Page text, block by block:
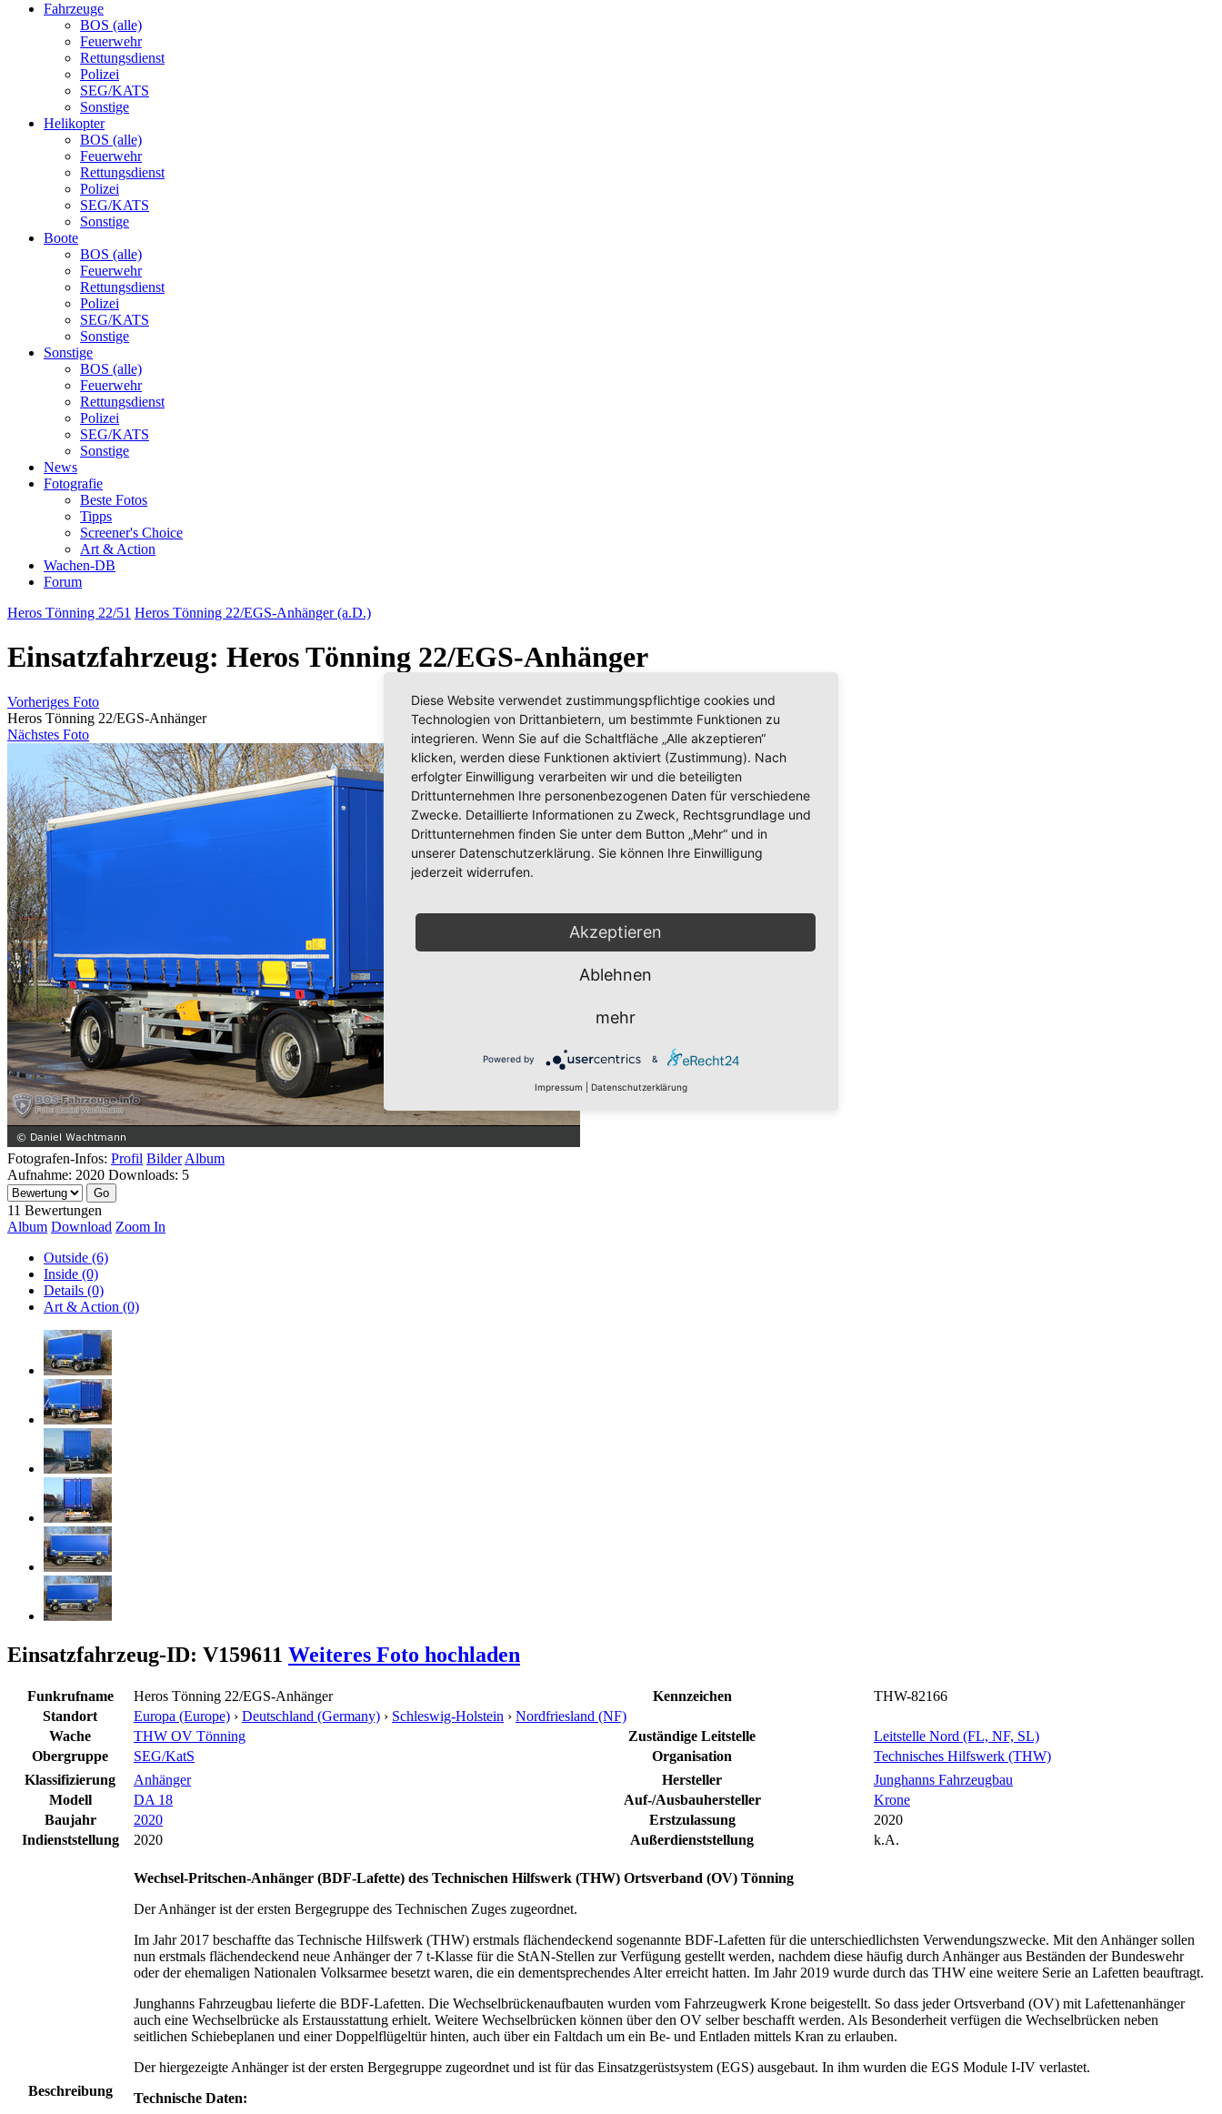
Fahrzeuge
BOS (alle)
Feuerwehr
Rettungsdienst
Polizei
SEG/KATS
Sonstige
Helikopter
BOS (alle)
Feuerwehr
Rettungsdienst
Polizei
SEG/KATS
Sonstige
Boote
BOS (alle)
Feuerwehr
Rettungsdienst
Polizei
SEG/KATS
Sonstige
Sonstige
BOS (alle)
Feuerwehr
Rettungsdienst
Polizei
SEG/KATS
Sonstige
News
Fotografie
Beste Fotos
Tipps
Screener's Choice
Art & Action
Wachen-DB
Forum
Heros Tönning 22/51 Heros Tönning 22/EGS-Anhänger (a.D.)
Einsatzfahrzeug: Heros Tönning 22/EGS-Anhänger
Vorheriges Foto
Heros Tönning 22/EGS-Anhänger
Nächstes Foto
Fotografen-Infos: Profil Bilder Album
Aufnahme: 2020 Downloads: 5
11 Bewertungen
Album Download Zoom In
Outside (6)
Inside (0)
Details (0)
Art & Action (0)
Einsatzfahrzeug-ID: V159611 Weiteres Foto hochladen
Funkrufname Heros Tönning 22/EGS-Anhänger Kennzeichen
THW-82166
Standort
Europa (Europe) › Deutschland (Germany) › Schleswig-Holstein › Nordfriesland (NF)
Wache
THW OV Tönning Zuständige Leitstelle
Leitstelle Nord (FL, NF, SL)
Obergruppe
SEG/KatS Organisation
Technisches Hilfswerk (THW)
Klassifizierung
Anhänger Hersteller
Junghanns Fahrzeugbau
Modell
DA 18 Auf-/Ausbauhersteller
Krone
Baujahr
2020 Erstzulassung
2020
Indienststellung
2020 Außerdienststellung k.A.
Beschreibung
Wechsel-Pritschen-Anhänger (BDF-Lafette) des Technischen Hilfswerk (THW) Ortsverband (OV) Tönning
Der Anhänger ist der ersten Bergegruppe des Technischen Zuges zugeordnet.
Im Jahr 2017 beschaffte das Technische Hilfswerk (THW) erstmals flächendeckend sogenannte BDF-Lafetten für die unterschiedlichsten Verwendungszwecke. Mit den Anhänger sollen
nun erstmals flächendeckend neue Anhänger der 7 t-Klasse für die StAN-Stellen zur Verfügung gestellt werden, nachdem diese häufig durch Anhänger aus Beständen der Bundeswehr
oder der ehemaligen Nationalen Volksarmee besetzt waren, die ein dementsprechendes Alter erreicht hatten. Im Jahr 2019 wurde durch das THW eine weitere Serie an Lafetten beauftragt.
Junghanns Fahrzeugbau lieferte die BDF-Lafetten. Die Wechselbrückenaufbauten wurden vom Fahrzeugwerk Krone beigestellt. So dass jeder Ortsverband (OV) mit Lafettenanhänger
auch eine Wechselbrücke als Erstausstattung erhielt. Weitere Wechselbrücken können über den OV selber beschafft werden. Als Besonderheit verfügen die Wechselbrücken neben
seitlichen Schiebeplanen und einer Doppelflügeltür hinten, auch über ein Faltdach um ein Be- und Entladen mittels Kran zu erlauben.
Der hiergezeigte Anhänger ist der ersten Bergegruppe zugeordnet und ist für das Einsatzgerüstsystem (EGS) ausgebaut. In ihm wurden die EGS Module I-IV verlastet.
Technische Daten:
Diese Website verwendet zustimmungspflichtige cookies und
Technologien von Drittanbietern, um bestimmte Funktionen zu
integrieren. Wenn Sie auf die Schaltfläche „Alle akzeptieren“
klicken, werden diese Funktionen aktiviert (Zustimmung). Nach
erfolgter Einwilligung verarbeiten wir und die beteiligten
Drittunternehmen Ihre personenbezogenen Daten für verschiedene
Zwecke. Detaillierte Informationen zu Zweck, Rechtsgrundlage und
Drittunternehmen finden Sie unter dem Button „Mehr“ und in
unserer Datenschutzerklärung. Sie können Ihre Einwilligung
jederzeit widerrufen.
Akzeptieren
Ablehnen
mehr
Powered by &
Impressum Datenschutzerklärung